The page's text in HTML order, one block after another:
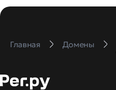
Главная Домены